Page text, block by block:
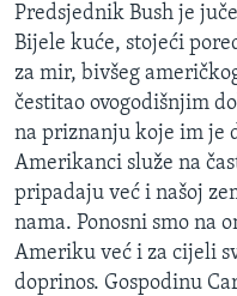
pretraguBOSNA I HERCEGOVINA
SPECIJALNI PROJEKTI
KORUPCIJA
SLOBODA MEDIJA
ŽENSKA STRANA
IZBJEGLIČKA STRANA
MAGAZIN
O GLASU AMERIKE
Predsjednik Bush je
Bijele kuće, stojeći
za mir, bivšeg
čestitao ovogodišnjim
na priznanju koje im je
Amerikanci služe na
pripadaju već i našoj
nama. Ponosni smo na
Ameriku već i za cijeli
doprinos. Gospodinu